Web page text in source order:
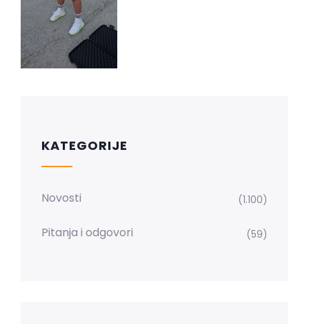
KATEGORIJE
Novosti (1.100)
Pitanja i odgovori (59)